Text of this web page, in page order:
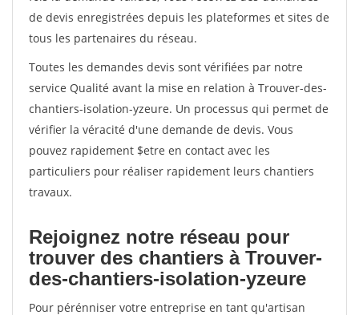
de devis enregistrées depuis les plateformes et sites de
tous les partenaires du réseau.
Toutes les demandes devis sont vérifiées par notre
service Qualité avant la mise en relation à Trouver-des-
chantiers-isolation-yzeure. Un processus qui permet de
vérifier la véracité d'une demande de devis. Vous
pouvez rapidement $etre en contact avec les
particuliers pour réaliser rapidement leurs chantiers
travaux.
Rejoignez notre réseau pour
trouver des chantiers à Trouver-
des-chantiers-isolation-yzeure
Pour pérénniser votre entreprise en tant qu'artisan